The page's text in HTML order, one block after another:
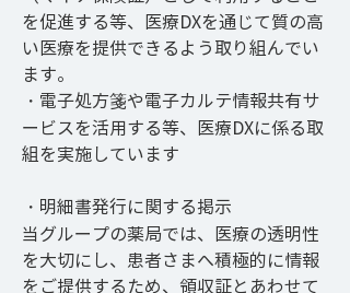
を促進する等、医療DXを通じて質の高
い医療を提供できるよう取り組んでい
ます。
・電子処方箋や電子カルテ情報共有サ
ービスを活用する等、医療DXに係る取
組を実施しています
・明細書発行に関する掲示
当グループの薬局では、医療の透明性
を大切にし、患者さまへ積極的に情報
をご提供するため、領収証とあわせて